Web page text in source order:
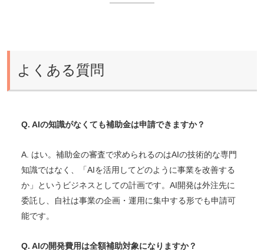
よくある質問
Q. AIの知識がなくても補助金は申請できますか？
A. はい。補助金の審査で求められるのはAIの技術的な専門
知識ではなく、「AIを活用してどのように事業を改善する
か」というビジネスとしての計画です。AI開発は外注先に
委託し、自社は事業の企画・運用に集中する形でも申請可
能です。
Q. AIの開発費用は全額補助対象になりますか？